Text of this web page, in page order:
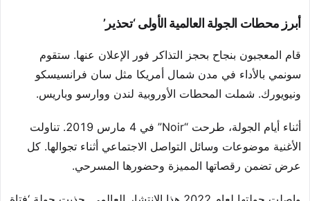
أبرز محطات الجولة العالمية الأولى ‘تحذير’
قام المعجبون بنجاح بحجز التذاكر فور الإعلان عنها. ستقوم
سونمي بالأداء في مدن شمال أمريكا مثل سان فرانسيسكو
ونيويورك. شملت المحطات الأوروبية لندن ووارسو وباريس.
أثناء أيام الجولة، طرحت “Noir” في 4 مارس 2019. تناولت
الأغنية موضوعات وسائل التواصل الاجتماعي أثناء تجوالها. كل
عرض تضمن رقصاتها المميزة وحضورها المسرحي.